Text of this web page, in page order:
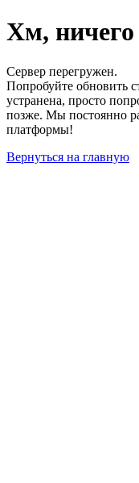
Хм, ничего
Сервер перегружен.
Попробуйте обновить
устранена, просто
позже. Мы постоянно
платформы!
Вернуться на главную